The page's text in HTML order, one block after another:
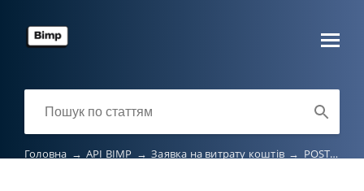
Головна → API BIMP → Заявка на витрату коштів → POST /org2/expenseRequest/api-read